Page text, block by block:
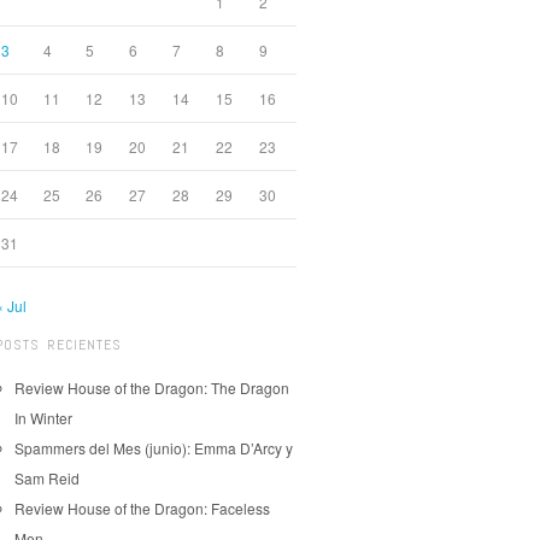
3 4 5 6 7 8 9
10 11 12 13 14 15 16
17 18 19 20 21 22 23
24 25 26 27 28 29 30
31
Jul
RECIENTES
Review House of the Dragon: The Dragon
In Winter
Spammers del Mes (junio): Emma D’Arcy y
Sam Reid
Review House of the Dragon: Faceless